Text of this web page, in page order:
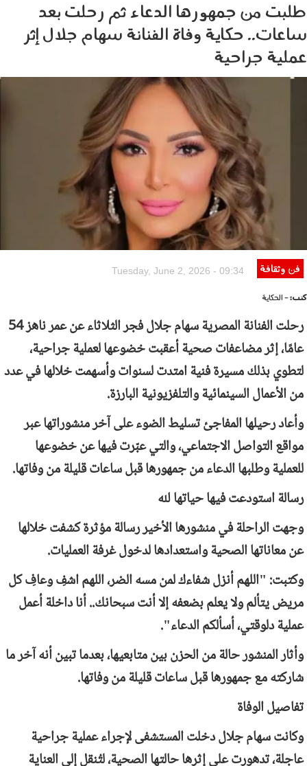
طلبت من جمهورها الدعاء ثم رحلت بعد
ساعات.. حكاية وفاة الفنانة سهام جلال إثر
عملية جراحية
020602.jpg
فن وثقافة Tuesday, June 2, 2026 - 09:34
كتب:- الحكاية
رحلت الفنانة المصرية سهام جلال فجر الثلاثاء عن عمر ناهز 54
عامًا، إثر مضاعفات صحية أعقبت خضوعها لعملية جراحية،
لتطوي بذلك مسيرة فنية امتدت لسنوات وأسهمت خلالها في عدد
من الأعمال السينمائية والتلفزيونية البارزة.
وأعاد رحيلها المفاجئ تسليط الضوء على آخر منشوراتها عبر
مواقع التواصل الاجتماعي، والتي عبّرت فيها عن خضوعها
للعملية وطلبها الدعاء من جمهورها قبل ساعات قليلة من وفاتها.
رسالة استودعت فيها حياتها لله
وجهت الراحلة في منشورها الأخير رسالة مؤثرة كشفت خلالها
عن معاناتها الصحية واستعدادها لدخول غرفة العمليات.
وكتبت: "اللهم أنزل شفاءك لمن مسه الضر، اللهم اشفِ وعافِ كل
مريض يتألم ولا يعلم بضعفه إلا أنت سبحانك.. أنا داخلة أعمل
عملية دلوقتي، أسألكم الدعاء".
وأثار المنشور حالة من الحزن بين متابعيها، بعدما تبين أنه آخر ما
شاركته مع جمهورها قبل ساعات قليلة من وفاتها.
تفاصيل الوفاة
وكانت سهام جلال دخلت المستشفى لإجراء عملية جراحية
عاجلة، تدهورت على إثرها حالتها الصحية، لتُنقل إلى العناية